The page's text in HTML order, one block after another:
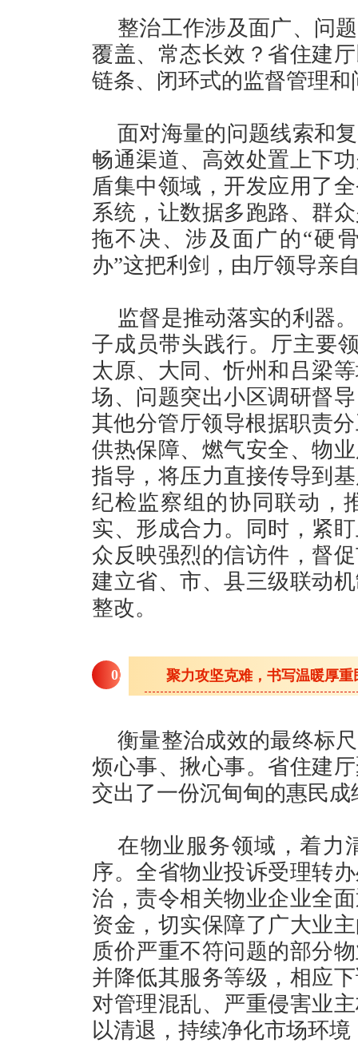
整治工作涉及面广、问
覆盖、常态长效？省住建
链条、闭环式的监督管理
面对海量的问题线索和
畅通渠道、高效处置上下
盾集中领域，开发应用了
系统，让数据多跑路、群
拖不决、涉及面广的“硬
办”这把利剑，由厅领导亲
监督是推动落实的利器
子成员带头践行。厅主要
太原、大同、忻州和吕梁
场、问题突出小区调研督
其他分管厅领导根据职责
供热保障、燃气安全、物
指导，将压力直接传导到
纪检监察组的协同联动，
实、形成合力。同时，紧
众反映强烈的信访件，督
建立省、市、县三级联动
整改。
03 聚力攻坚克难，书写温暖厚重
衡量整治成效的最终标
烦心事、揪心事。省住建
交出了一份沉甸甸的惠民成
在物业服务领域，着力
序。全省物业投诉受理转
治，责令相关物业企业全
资金，切实保障了广大业
质价严重不符问题的部分
并降低其服务等级，相应
对管理混乱、严重侵害业
以清退，持续净化市场环